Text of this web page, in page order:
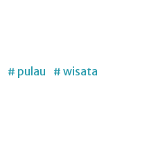
# pulau
# wisata